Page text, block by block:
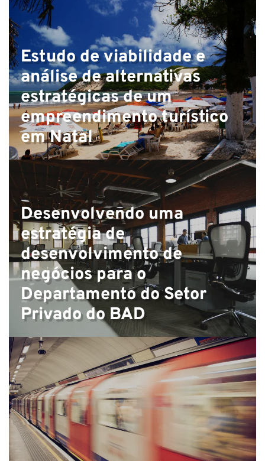
Estudo de viabilidade e
análise de alternativas
estratégicas de um
empreendimento turístico
em Natal
Desenvolvendo uma
estratégia de
desenvolvimento de
negócios para o
Departamento do Setor
Privado do BAD